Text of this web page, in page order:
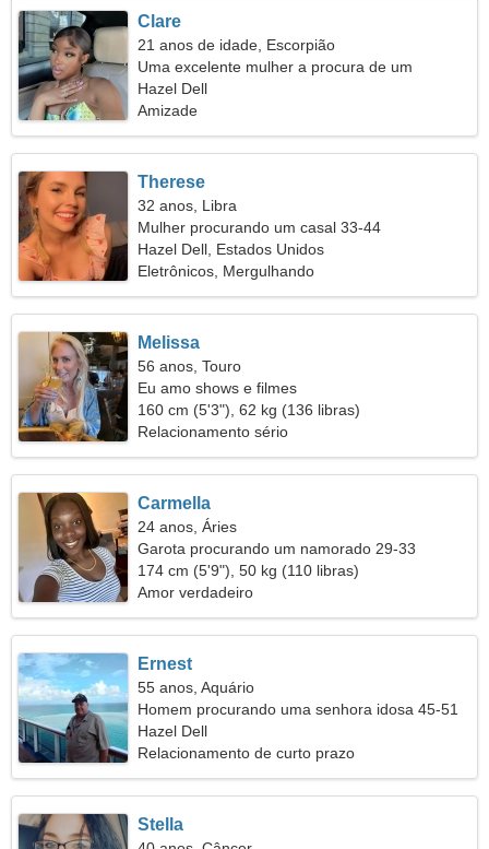
Clare
21 anos de idade, Escorpião
Uma excelente mulher a procura de um
relacionamento amoroso
Hazel Dell
Amizade
Therese
32 anos, Libra
Mulher procurando um casal 33-44
Hazel Dell, Estados Unidos
Eletrônicos, Mergulhando
Melissa
56 anos, Touro
Eu amo shows e filmes
160 cm (5'3"), 62 kg (136 libras)
Relacionamento sério
Carmella
24 anos, Áries
Garota procurando um namorado 29-33
174 cm (5'9"), 50 kg (110 libras)
Amor verdadeiro
Ernest
55 anos, Aquário
Homem procurando uma senhora idosa 45-51
Hazel Dell
Relacionamento de curto prazo
Stella